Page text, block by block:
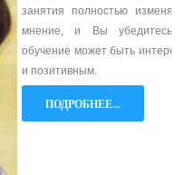
занятия полностью изменят
мнение, и Вы убедитесь,
обучение может быть
и позитивным.
ПОДРОБНЕЕ...